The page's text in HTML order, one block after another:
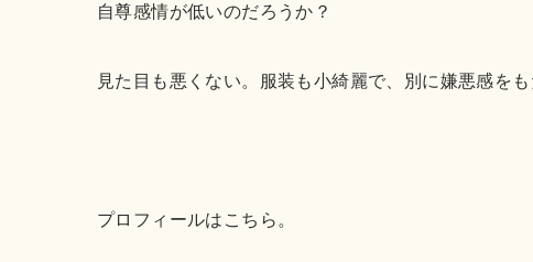
自尊感情が低いのだろうか？
見た目も悪くない。服装も小綺麗で、別に嫌悪感をも
プロフィールはこちら。